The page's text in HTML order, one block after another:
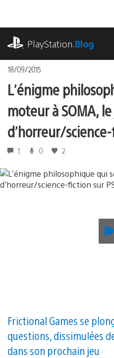
contenu
PlayStation.Blog
18/09/2015
L’énigme
moteur à SOMA,
d’horreur/
1 0 2
Frictional Games se
questions, dissimulées
dans son prochain jeu